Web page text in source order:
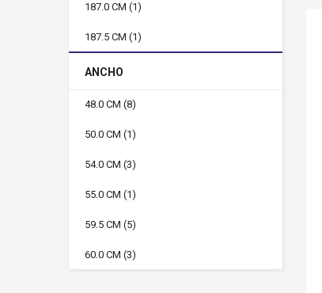
187.0 CM (1)
187.5 CM (1)
ANCHO
48.0 CM (8)
50.0 CM (1)
54.0 CM (3)
55.0 CM (1)
59.5 CM (5)
60.0 CM (3)